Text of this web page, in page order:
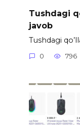
Tushdagi
javob
Tushdagi
0 796